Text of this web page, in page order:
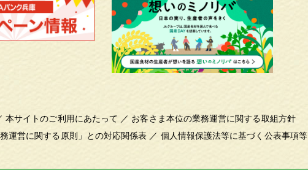
本サイトのご利用にあたって ／ お客さま本位の業務運営に関する取組方針
運営に関する原則」との対応関係表 ／ 個人情報保護法等に基づく公表事項等